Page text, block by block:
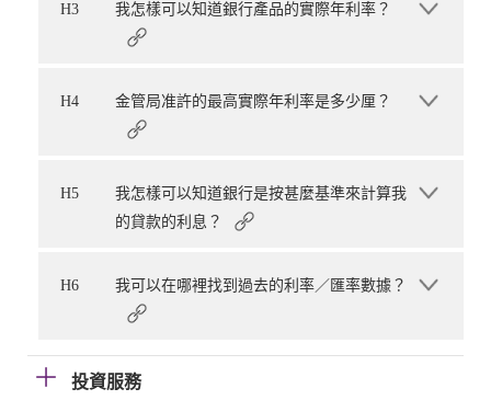
H3 我怎樣可以知道銀行產品的實際年利率？
H4 金管局准許的最高實際年利率是多少厘？
H5
我怎樣可以知道銀行是按甚麼基準來計算我
的貸款的利息？
H6 我可以在哪裡找到過去的利率／匯率數據？
投資服務